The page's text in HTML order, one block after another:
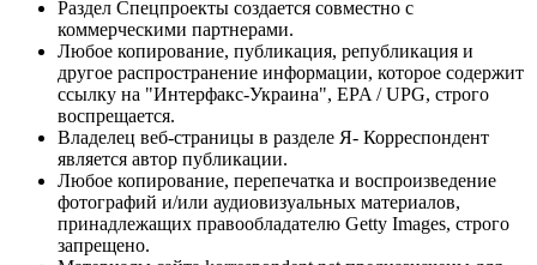
Раздел Спецпроекты создается совместно с
коммерческими партнерами.
Любое копирование, публикация, републикация и
другое распространение информации, которое содержит
ссылку на "Интерфакс-Украина", EPA / UPG, строго
воспрещается.
Владелец веб-страницы в разделе Я- Корреспондент
является автор публикации.
Любое копирование, перепечатка и воспроизведение
фотографий и/или аудиовизуальных материалов,
принадлежащих правообладателю Getty Images, строго
запрещено.